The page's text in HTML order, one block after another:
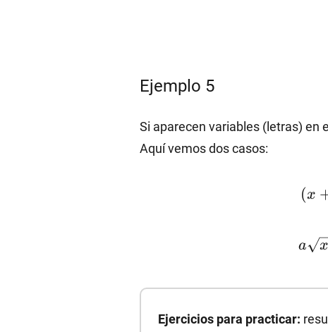
Ejemplo 5
Si aparecen variables (letras) en
Aquí vemos dos casos:
(x
a x
Ejercicios para practicar: